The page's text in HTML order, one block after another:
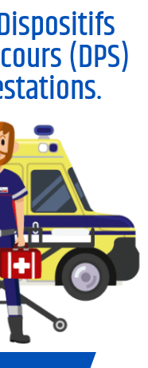
(DPS)